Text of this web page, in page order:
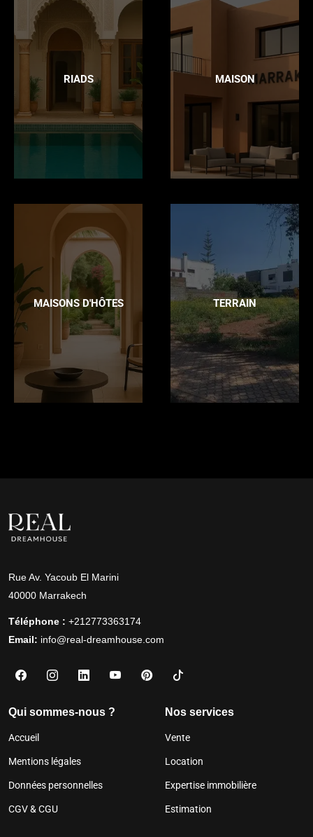
RIADS MAISON
MAISONS D'HÔTES TERRAIN
Rue Av. Yacoub El Marini
40000 Marrakech
Téléphone : +212773363174
Email: info@real-dreamhouse.com
Qui sommes-nous ?
Accueil
Mentions légales
Données personnelles
CGV & CGU
Nos services
Vente
Location
Expertise immobilière
Estimation